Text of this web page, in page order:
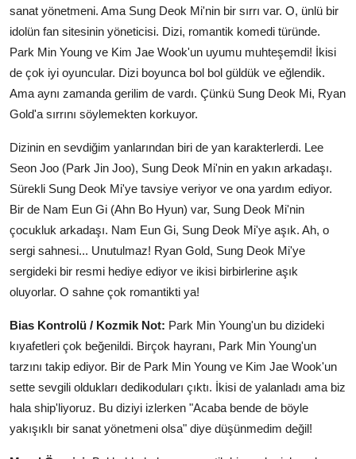
sanat yönetmeni. Ama Sung Deok Mi'nin bir sırrı var. O, ünlü bir
idolün fan sitesinin yöneticisi. Dizi, romantik komedi türünde.
Park Min Young ve Kim Jae Wook'un uyumu muhteşemdi! İkisi
de çok iyi oyuncular. Dizi boyunca bol bol güldük ve eğlendik.
Ama aynı zamanda gerilim de vardı. Çünkü Sung Deok Mi, Ryan
Gold'a sırrını söylemekten korkuyor.
Dizinin en sevdiğim yanlarından biri de yan karakterlerdi. Lee
Seon Joo (Park Jin Joo), Sung Deok Mi'nin en yakın arkadaşı.
Sürekli Sung Deok Mi'ye tavsiye veriyor ve ona yardım ediyor.
Bir de Nam Eun Gi (Ahn Bo Hyun) var, Sung Deok Mi'nin
çocukluk arkadaşı. Nam Eun Gi, Sung Deok Mi'ye aşık. Ah, o
sergi sahnesi... Unutulmaz! Ryan Gold, Sung Deok Mi'ye
sergideki bir resmi hediye ediyor ve ikisi birbirlerine aşık
oluyorlar. O sahne çok romantikti ya!
Bias Kontrolü / Kozmik Not: Park Min Young'un bu dizideki
kıyafetleri çok beğenildi. Birçok hayranı, Park Min Young'un
tarzını takip ediyor. Bir de Park Min Young ve Kim Jae Wook'un
sette sevgili oldukları dedikoduları çıktı. İkisi de yalanladı ama biz
hala ship'liyoruz. Bu diziyi izlerken "Acaba bende de böyle
yakışıklı bir sanat yönetmeni olsa" diye düşünmedim değil!